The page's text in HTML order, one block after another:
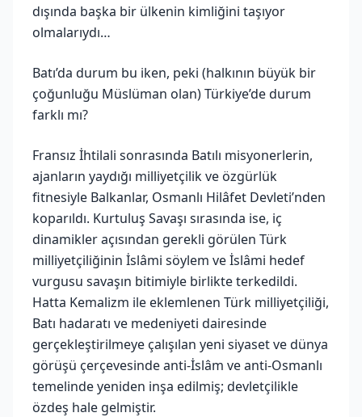
dışında başka bir ülkenin kimliğini taşıyor
olmalarıydı…
Batı’da durum bu iken, peki (halkının büyük bir
çoğunluğu Müslüman olan) Türkiye’de durum
farklı mı?
Fransız İhtilali sonrasında Batılı misyonerlerin,
ajanların yaydığı milliyetçilik ve özgürlük
fitnesiyle Balkanlar, Osmanlı Hilâfet Devleti’nden
koparıldı. Kurtuluş Savaşı sırasında ise, iç
dinamikler açısından gerekli görülen Türk
milliyetçiliğinin İslâmi söylem ve İslâmi hedef
vurgusu savaşın bitimiyle birlikte terkedildi.
Hatta Kemalizm ile eklemlenen Türk milliyetçiliği,
Batı hadaratı ve medeniyeti dairesinde
gerçekleştirilmeye çalışılan yeni siyaset ve dünya
görüşü çerçevesinde anti-İslâm ve anti-Osmanlı
temelinde yeniden inşa edilmiş; devletçilikle
özdeş hale gelmiştir.